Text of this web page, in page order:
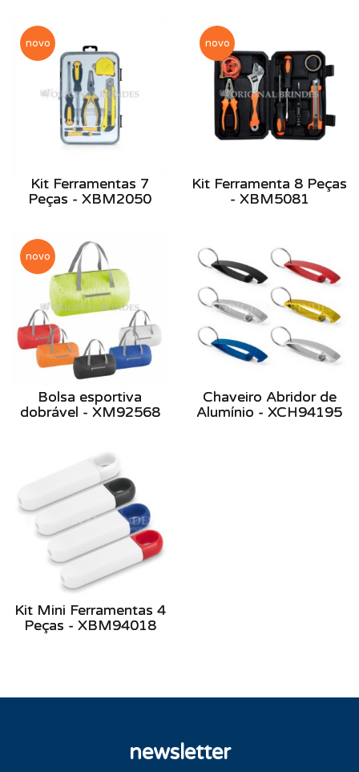
novo
Kit Ferramentas 7
Peças - XBM2050
novo
Kit Ferramenta 8 Peças
- XBM5081
novo
Bolsa esportiva
dobrável - XM92568
Chaveiro Abridor de
Alumínio - XCH94195
Kit Mini Ferramentas 4
Peças - XBM94018
newsletter